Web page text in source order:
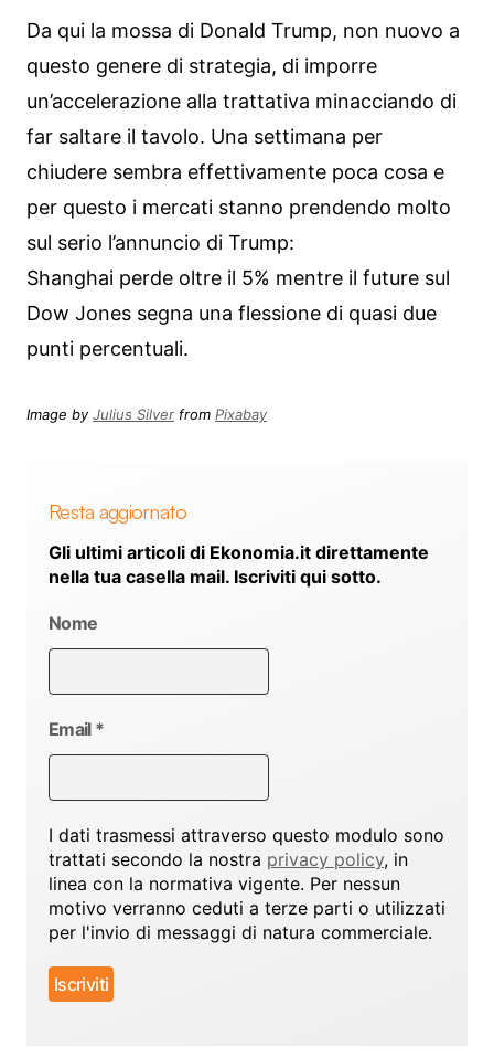
Da qui la mossa di Donald Trump, non nuovo a
questo genere di strategia, di imporre
un’accelerazione alla trattativa minacciando di
far saltare il tavolo. Una settimana per
chiudere sembra effettivamente poca cosa e
per questo i mercati stanno prendendo molto
sul serio l’annuncio di Trump:
Shanghai perde oltre il 5% mentre il future sul
Dow Jones segna una flessione di quasi due
punti percentuali.
Image byJulius Silver from Pixabay
Resta aggiornato
Gli ultimi articoli di Ekonomia.it direttamente
nella tua casella mail. Iscriviti qui sotto.
Nome
Email *
I dati trasmessi attraverso questo modulo sono
trattati secondo la nostra privacy policy, in
linea con la normativa vigente. Per nessun
motivo verranno ceduti a terze parti o utilizzati
per l'invio di messaggi di natura commerciale.